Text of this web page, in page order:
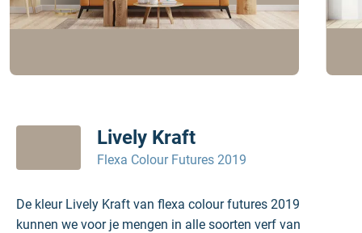
Lively Kraft
Flexa Colour Futures 2019
De kleur Lively Kraft van flexa colour futures 2019
kunnen we voor je mengen in alle soorten verf van